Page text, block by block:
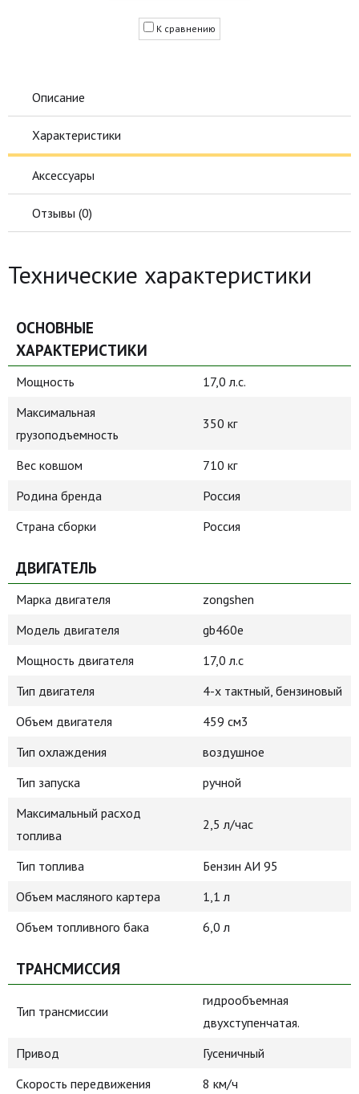
К сравнению
Описание
Характеристики
Аксессуары
Отзывы (0)
Технические характеристики
ОСНОВНЫЕ
ХАРАКТЕРИСТИКИ
Мощность
17,0 л.с.
Максимальная
грузоподъемность
350 кг
Вес ковшом
710 кг
Родина бренда
Россия
Страна сборки
Россия
ДВИГАТЕЛЬ
Марка двигателя
zongshen
Модель двигателя
gb460e
Мощность двигателя
17,0 л.с
Тип двигателя
4-х тактный, бензиновый
Объем двигателя
459 см3
Тип охлаждения
воздушное
Тип запуска
ручной
Максимальный расход
топлива
2,5 л/час
Тип топлива
Бензин АИ 95
Объем масляного картера
1,1 л
Объем топливного бака
6,0 л
ТРАНСМИССИЯ
Тип трансмиссии
гидрообъемная
двухступенчатая.
Привод
Гусеничный
Скорость передвижения
8 км/ч